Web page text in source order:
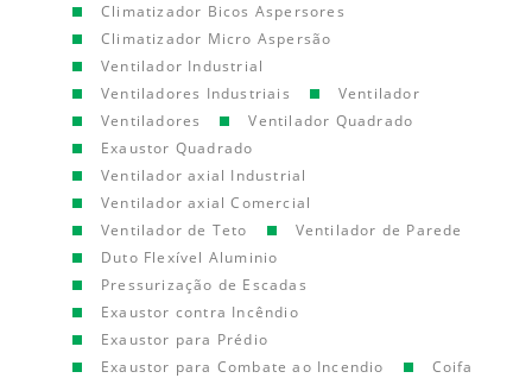
Climatizador Bicos Aspersores
Climatizador Micro Aspersão
Ventilador Industrial
Ventiladores Industriais
Ventilador
Ventiladores
Ventilador Quadrado
Exaustor Quadrado
Ventilador axial Industrial
Ventilador axial Comercial
Ventilador de Teto
Ventilador de Parede
Duto Flexível Aluminio
Pressurização de Escadas
Exaustor contra Incêndio
Exaustor para Prédio
Exaustor para Combate ao Incendio
Coifa